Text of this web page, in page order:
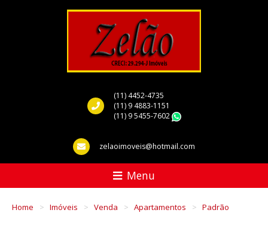
(11) 4452-4735
(11) 9 4883-1151
(11) 9 5455-7602
zelaoimoveis@hotmail.com
Menu
Home Imóveis Venda Apartamentos Padrão